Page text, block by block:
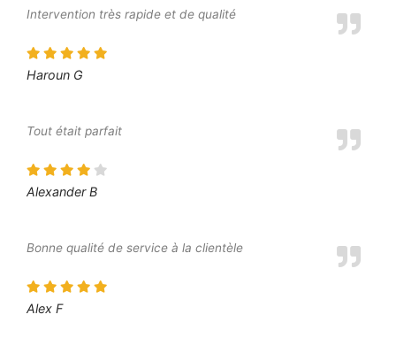
Intervention très rapide et de qualité
Haroun G
Tout était parfait
Alexander B
Bonne qualité de service à la clientèle
Alex F